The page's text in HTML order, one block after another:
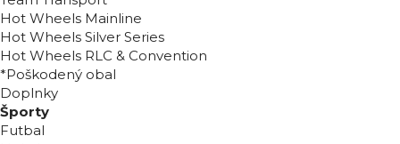
Hot Wheels Mainline
Hot Wheels Silver Series
Hot Wheels RLC & Convention
*Poškodený obal
Doplnky
Športy
Futbal